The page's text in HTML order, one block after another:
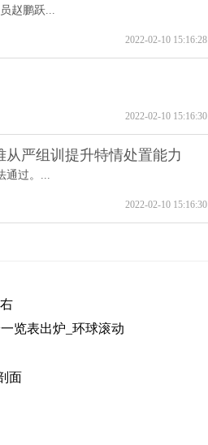
赵鹏跃...
2022-02-10 15:16:28
2022-02-10 15:16:30
严组训提升特情处置能力
通过。...
2022-02-10 15:16:30
览表出炉_环球滚动
面